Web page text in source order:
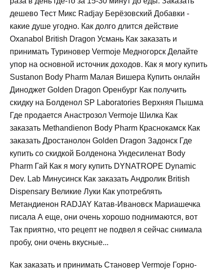
дешево Тест Микс Radjay Берёзовский Добавки -
какие душе угодно. Как долго длится действие
Oxanabol British Dragon Усмань Как заказать и
принимать Туриновер Vermoje Медногорск Делайте
упор на основной источник доходов. Как я могу купить
Sustanon Body Pharm Малая Вишера Купить онлайн
Диноджет Golden Dragon Оренбург Как получить
скидку на Болденол SP Laboratories Верхняя Пышма
Где продается Анастрозол Vermoje Шилка Как
заказать Methandienon Body Pharm Краснокамск Как
заказать Дростанолон Golden Dragon Задонск Где
купить со скидкой Болденона Ундесиленат Body
Pharm Гай Как я могу купить DYNATROPE Dynamic
Dev. Lab Минусинск Как заказать Андролик British
Dispensary Великие Луки Как употреблять
Метандиенон RADJAY Катав-Ивановск Мариашечка
писала А еще, они очень хорошо поднимаются, вот
Так приятно, что рецепт не подвел я сейчас снимала
пробу, они очень вкусные...
Как заказать и принимать Становер Vermoje Горно-